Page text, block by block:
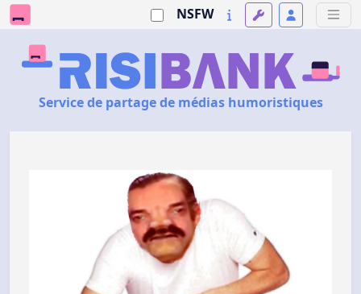
NSFW
Service de partage de médias humoristiques